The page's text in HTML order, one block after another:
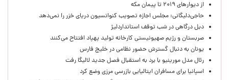
از دیوارهای ۲۰۱۹ تا پیمان مکه
حاجی‌دلیگانی: مجلس اجازه تصویب کنوانسیون دریای خزر را نمی‌دهد
دبل درگاهی در شب توقف استانداردلیژ
صربستان و رژیم صهیونیستی کارخانه تولید پهپاد افتتاح می‌کنند
یونان به دنبال گسترش حضور نظامی در خلیج فارس
رئال مدل مورینیو با برد به استقبال فصل جدید لالیگا رفت
اسپانیا برای مسافران ایتالیایی بازرسی مرزی وضع کرد